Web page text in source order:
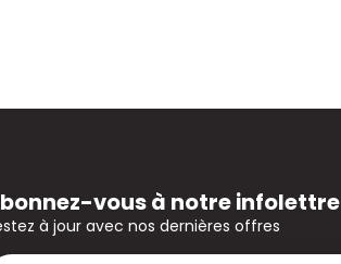
vous à notre infolettre
à jour avec nos dernières offres